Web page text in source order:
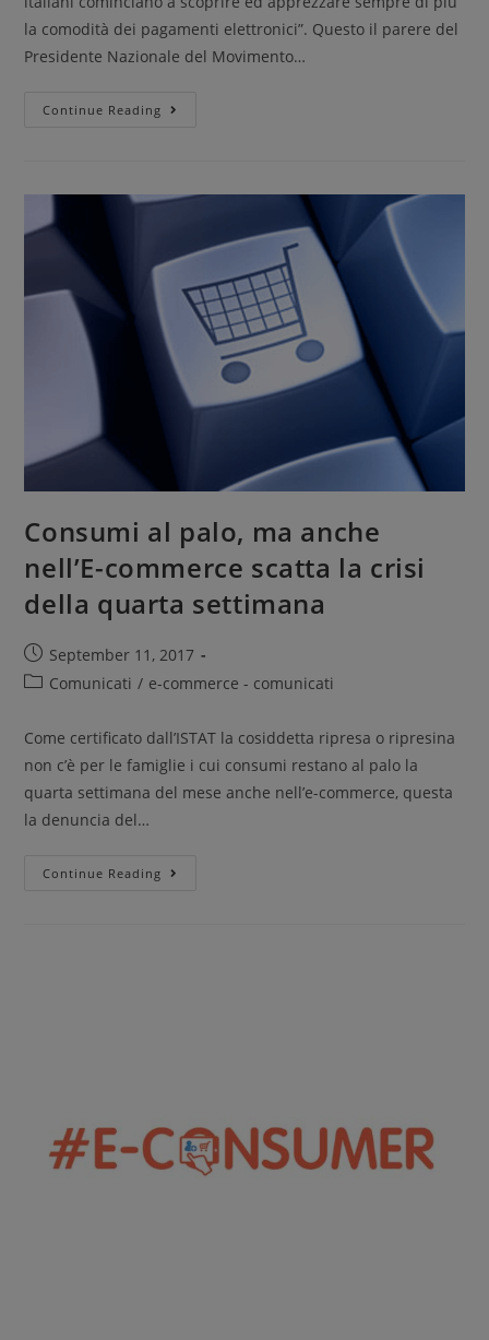
la comodità dei pagamenti elettronici”. Questo il parere del
Presidente Nazionale del Movimento…
Continue Reading
Consumi al palo, ma anche
nell’E-commerce scatta la crisi
della quarta settimana
September 11, 2017
Comunicati / e-commerce - comunicati
Come certificato dall’ISTAT la cosiddetta ripresa o ripresina
non c’è per le famiglie i cui consumi restano al palo la
quarta settimana del mese anche nell’e-commerce, questa
la denuncia del…
Continue Reading